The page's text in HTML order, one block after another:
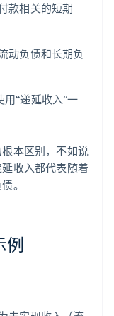
款相关的短期
动负债和长期负
“递延收入”一
本区别，不如说
收入都代表随着
。
例